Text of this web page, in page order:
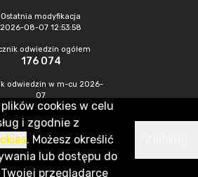
Ostatnia modyfikacja
2026-08-07 12:53:58
odwiedzin ogółem
176 074
odwiedzin w m-cu 2026-
07
459
cookies w celu
i zgodnie z
. Możesz określić
lub dostępu do
przeglądarce